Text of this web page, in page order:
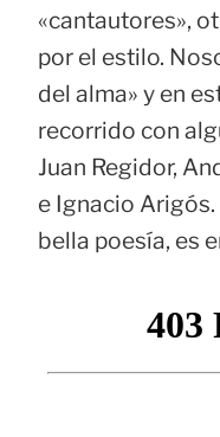
«cantautores»,
por el estilo.
del alma» y en
recorrido con
Juan Regidor,
e Ignacio
bella poesía, es